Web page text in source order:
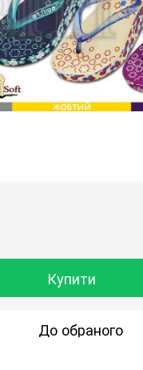
Купити
До обраного